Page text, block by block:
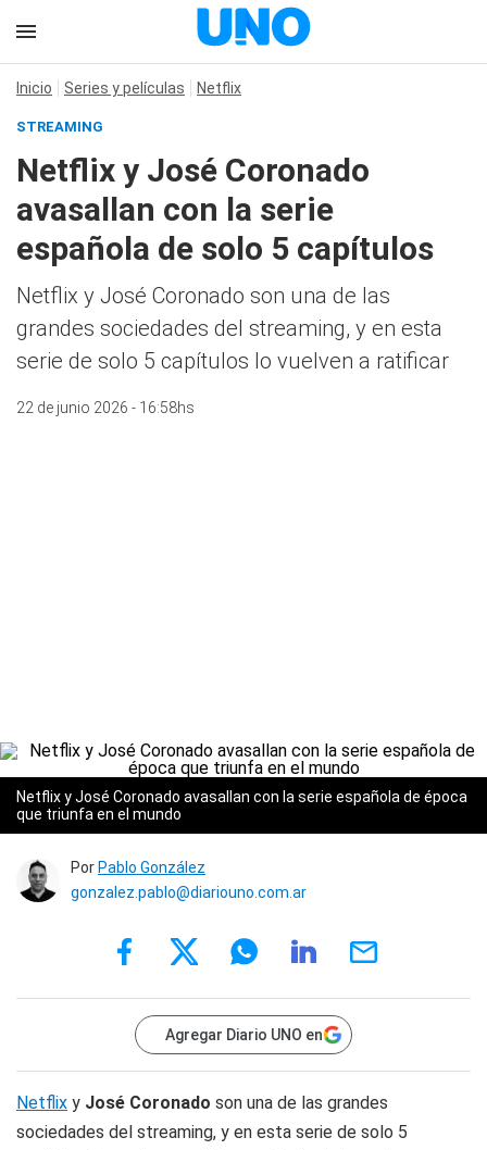
Inicio Series y películas Netflix
STREAMING
Netflix y José Coronado
avasallan con la serie
española de solo 5 capítulos
Netflix y José Coronado son una de las
grandes sociedades del streaming, y en esta
serie de solo 5 capítulos lo vuelven a ratificar
22 de junio 2026 - 16:58hs
Netflix y José Coronado avasallan con la serie española de época
que triunfa en el mundo
Por Pablo González
gonzalez.pablo@diariouno.com.ar
Agregar Diario UNO en
Netflix y José Coronado son una de las grandes
sociedades del streaming, y en esta serie de solo 5